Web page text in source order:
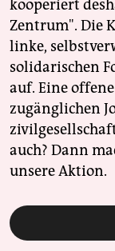
kooperiert
Zentrum". Die
linke,
solidarischen
auf. Eine
zugänglichen
auch? Dann
unsere Aktion.